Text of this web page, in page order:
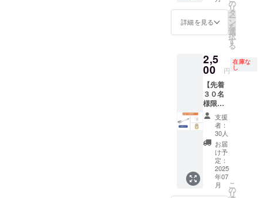
本 ・オ
リジナ
ルレシ
ピ 1枚
００g
令和6年
度 槇
田米​ 名
称： 精
米 （新
潟県産
コシヒ
カリ）​
内容
量：３
００
g（２
合）​ 保
存方
ジナル
レシピ
が付い
ターン
内容】
・ス
プーン
（ブ
ラッ
ク）×2
本 ・オ
リジナ
ルレシ
ピ 1枚
め」と
いう伝
統的な
技法で
いま
す。非
常に希
少価値
の高い
スプー
ンで
す。 学
生オリ
ジナル
レシピ
が付い
てきま
す！​
【リ
詳細を見る
の
リ
タ
ー
ン
を
選
択
す
る
2,5
00 円
在庫な
し
【先着
３０名
様限
定】2本
セット
（ス
プーン2
本・レ
シピ・
米）
スプー
ンで食
支援
者：
30人
お届
け予
定：
2025
年07
月
こ
の
リ